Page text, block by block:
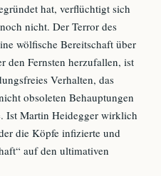
hat, verflüchtigt sich
nicht. Der Terror des
wölfische Bereitschaft über
den Fernsten herzufallen, ist
Verhalten, das
obsoleten Behauptungen
Ist Martin Heidegger wirklich
die Köpfe infizierte und
auf den ultimativen